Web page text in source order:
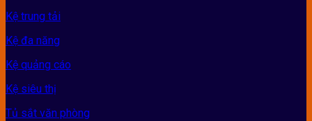
Kệ trung tải
Kệ đa năng
Kệ quảng cáo
Kệ siêu thị
Tủ sắt văn phòng